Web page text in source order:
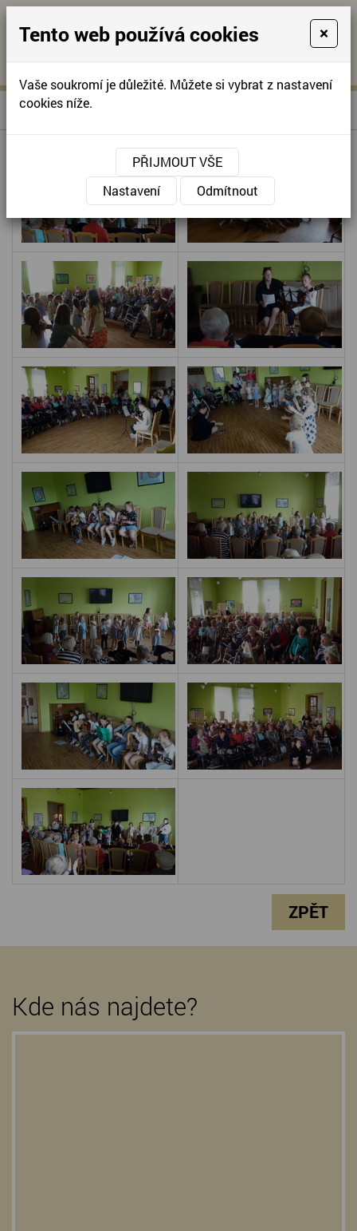
+420info@domov-
Úvodní stránka
ZPĚT
Kde nás najdete?
Tento web používá cookies ×
Vaše soukromí je důležité. Můžete si vybrat z nastavení
cookies níže.
PŘIJMOUT VŠE
Nastavení
Odmítnout